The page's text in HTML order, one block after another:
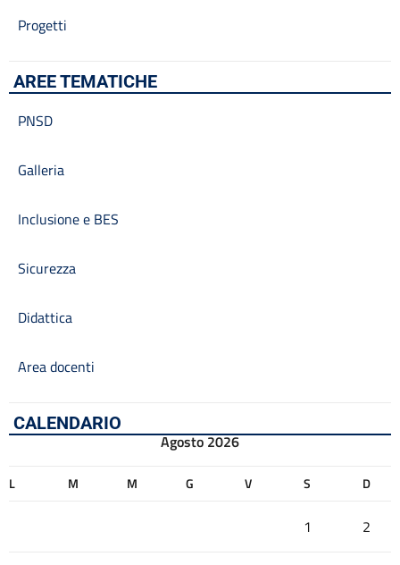
Progetti
AREE TEMATICHE
PNSD
Galleria
Inclusione e BES
Sicurezza
Didattica
Area docenti
CALENDARIO
Agosto 2026
L M M G V S D
1 2